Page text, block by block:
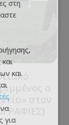
ο
στον
στη
και
για